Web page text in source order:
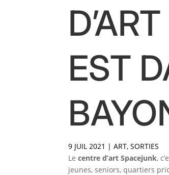
EST
9 JUIL 2021 |ART,SORTIES
Lecentre d’art Spacejunk,
jeunes, seniors, quartiers